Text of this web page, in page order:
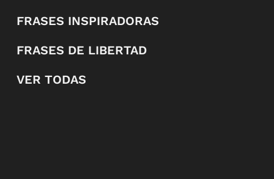
FRASES INSPIRADORAS
FRASES DE LIBERTAD
VER TODAS